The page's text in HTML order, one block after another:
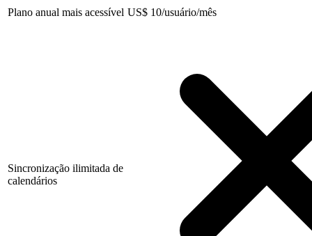
Plano anual mais acessível US$ 10/usuário/mês
Sincronização ilimitada de
calendários